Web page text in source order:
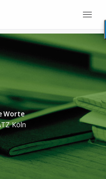
Worte
Köln